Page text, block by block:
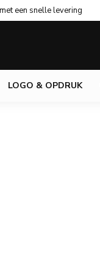
een snelle levering
LOGO & OPDRUK